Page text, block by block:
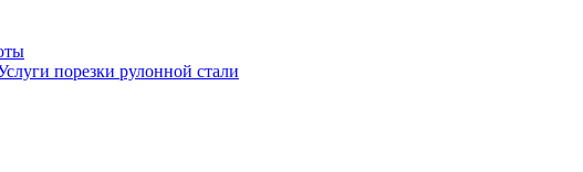
порезки рулонной стали